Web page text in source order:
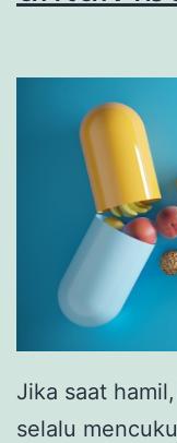
Jika saat
selalu